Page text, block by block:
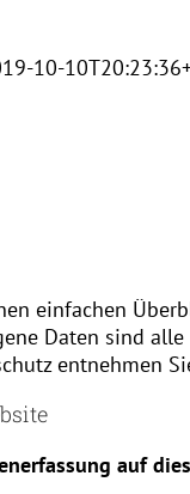
10-
einfachen
Daten sind
entnehmen
auf